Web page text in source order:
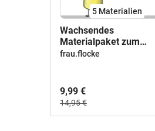
5 Materialien
Wachsendes
Materialpaket zum
Erkennen der
frau.flocke
9,99 €
14,95 €